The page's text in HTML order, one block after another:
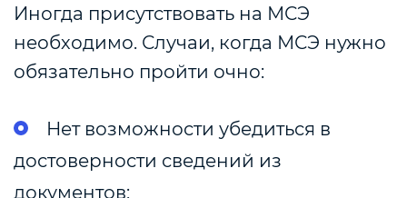
Иногда присутствовать на МСЭ
необходимо. Случаи, когда МСЭ нужно
обязательно пройти очно:
Нет возможности убедиться в
достоверности сведений из
документов;